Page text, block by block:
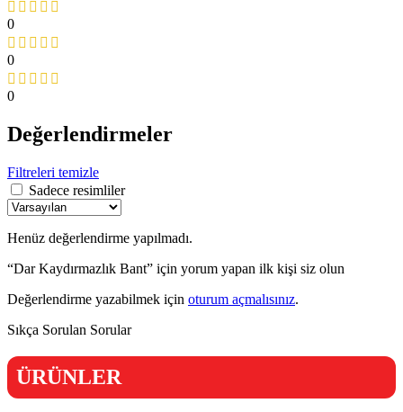
0
0
0
Değerlendirmeler
Filtreleri temizle
Sadece resimliler
Henüz değerlendirme yapılmadı.
“Dar Kaydırmazlık Bant” için yorum yapan ilk kişi siz olun
Değerlendirme yazabilmek için oturum açmalısınız.
Sıkça Sorulan Sorular
ÜRÜNLER